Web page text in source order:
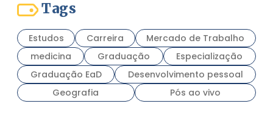
Tags
Estudos Carreira
Mercado de Trabalho
medicina
Graduação
Especialização
Graduação EaD
Desenvolvimento pessoal
Geografia
Pós ao vivo